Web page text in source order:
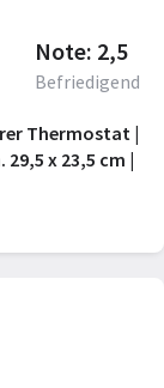
Note: 2,5
Befriedigend
Thermostat |
x 23,5 cm |